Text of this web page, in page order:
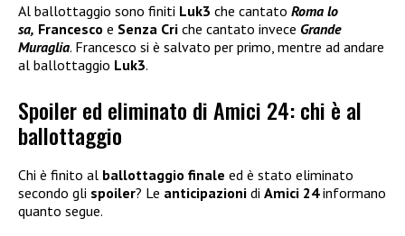
Al ballottaggio sono finiti Luk3 che cantato Roma lo
sa, Francesco e Senza Cri che cantato invece Grande
Muraglia. Francesco si è salvato per primo, mentre ad andare
al ballottaggio Luk3.
Spoiler ed eliminato di Amici 24: chi è al
ballottaggio
Chi è finito al ballottaggio finale ed è stato eliminato
secondo gli spoiler? Le anticipazioni di Amici 24informano
quanto segue.